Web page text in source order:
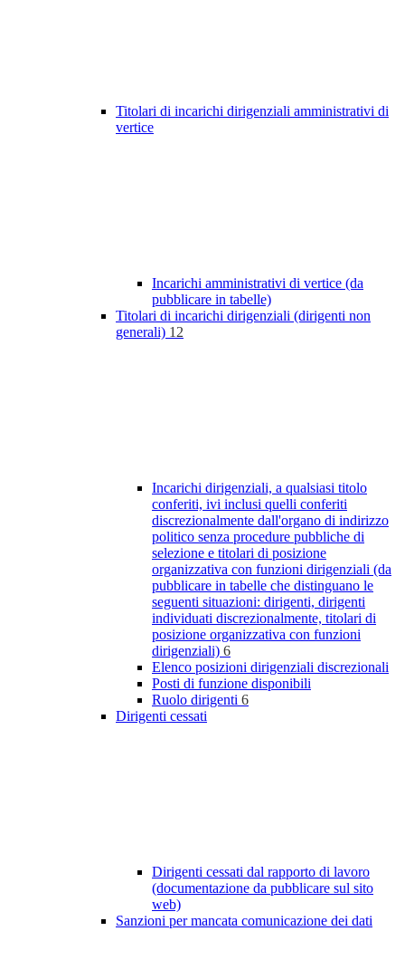
Titolari di incarichi dirigenziali amministrativi di
vertice
Incarichi amministrativi di vertice (da
pubblicare in tabelle)
Titolari di incarichi dirigenziali (dirigenti non
generali) 12
Incarichi dirigenziali, a qualsiasi titolo
conferiti, ivi inclusi quelli conferiti
discrezionalmente dall'organo di indirizzo
politico senza procedure pubbliche di
selezione e titolari di posizione
organizzativa con funzioni dirigenziali (da
pubblicare in tabelle che distinguano le
seguenti situazioni: dirigenti, dirigenti
individuati discrezionalmente, titolari di
posizione organizzativa con funzioni
dirigenziali) 6
Elenco posizioni dirigenziali discrezionali
Posti di funzione disponibili
Ruolo dirigenti 6
Dirigenti cessati
Dirigenti cessati dal rapporto di lavoro
(documentazione da pubblicare sul sito
web)
Sanzioni per mancata comunicazione dei dati